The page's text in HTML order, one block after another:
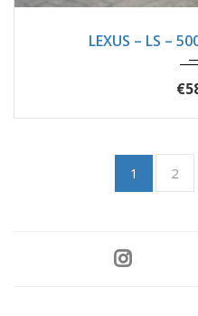
LEXUS – LS –
1 2